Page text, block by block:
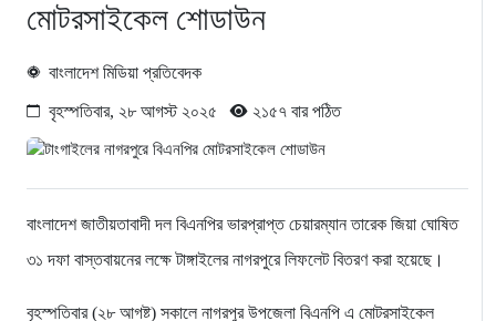
মোটরসাইকেল শোডাউন
বাংলাদেশ মিডিয়া প্রতিবেদক
বৃহস্পতিবার, ২৮ আগস্ট ২০২৫ ২১৫৭ বার পঠিত
বাংলাদেশ জাতীয়তাবাদী দল বিএনপির ভারপ্রাপ্ত চেয়ারম্যান তারেক জিয়া ঘোষিত
৩১ দফা বাস্তবায়নের লক্ষে টাঙ্গাইলের নাগরপুরে লিফলেট বিতরণ করা হয়েছে।
বৃহস্পতিবার (২৮ আগষ্ট) সকালে নাগরপুর উপজেলা বিএনপি এ মোটরসাইকেল